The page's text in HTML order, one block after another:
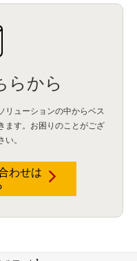
らから
リューションの中からベス
ます。お困りのことがござ
。
わせは